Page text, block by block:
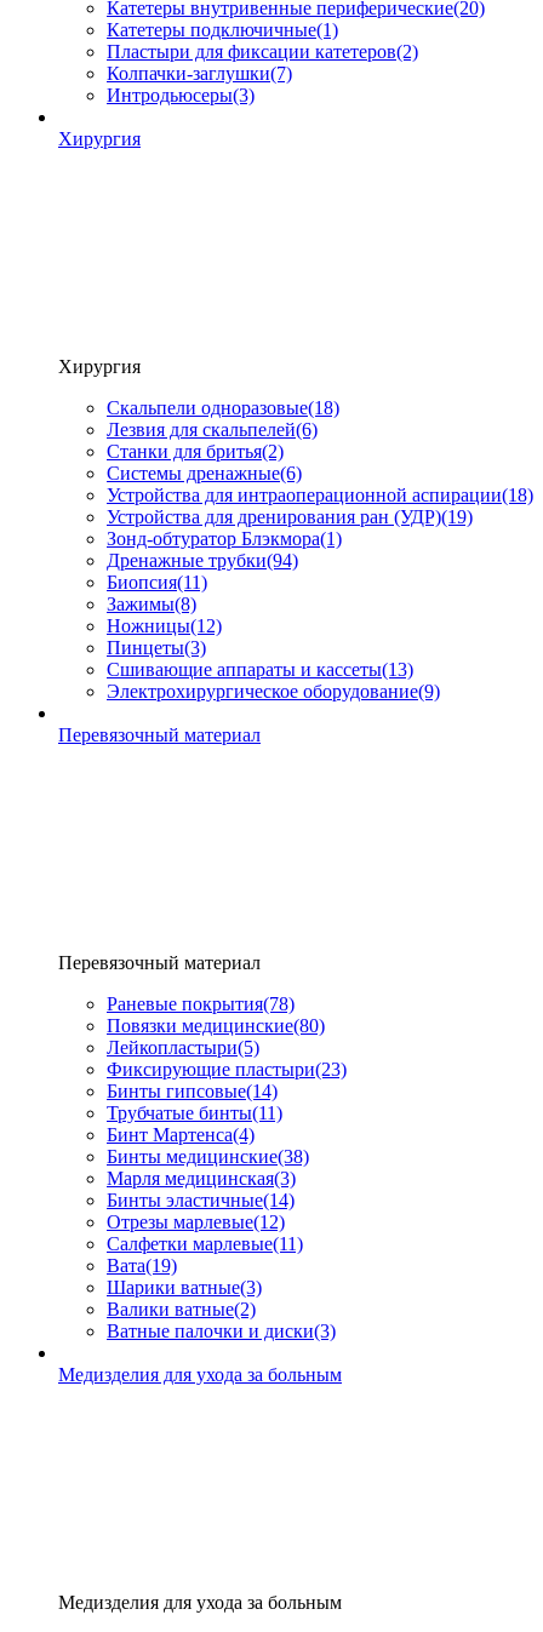
Катетеры внутривенные периферические(20)
Катетеры подключичные(1)
Пластыри для фиксации катетеров(2)
Колпачки-заглушки(7)
Интродьюсеры(3)
Хирургия
Хирургия
Скальпели одноразовые(18)
Лезвия для скальпелей(6)
Станки для бритья(2)
Системы дренажные(6)
Устройства для интраоперационной аспирации(18)
Устройства для дренирования ран (УДР)(19)
Зонд-обтуратор Блэкмора(1)
Дренажные трубки(94)
Биопсия(11)
Зажимы(8)
Ножницы(12)
Пинцеты(3)
Сшивающие аппараты и кассеты(13)
Электрохирургическое оборудование(9)
Перевязочный материал
Перевязочный материал
Раневые покрытия(78)
Повязки медицинские(80)
Лейкопластыри(5)
Фиксирующие пластыри(23)
Бинты гипсовые(14)
Трубчатые бинты(11)
Бинт Мартенса(4)
Бинты медицинские(38)
Марля медицинская(3)
Бинты эластичные(14)
Отрезы марлевые(12)
Салфетки марлевые(11)
Вата(19)
Шарики ватные(3)
Валики ватные(2)
Ватные палочки и диски(3)
Медизделия для ухода за больным
Медизделия для ухода за больным